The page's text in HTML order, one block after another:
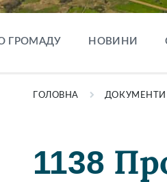
ГРОМАДУ НОВИНИ
ГОЛОВНА ДОКУМЕНТИ
1138